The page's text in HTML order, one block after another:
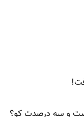
و سه درصدت کو؟